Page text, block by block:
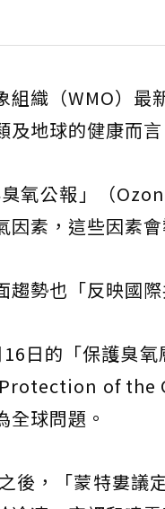
組織（WMO）
及地球的健康而
氧公報」（
素，這些因素會
勢也「反映國
日的「保護臭
of the
全球問題。
後，「蒙特婁